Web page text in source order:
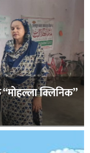
क्लिनिक”